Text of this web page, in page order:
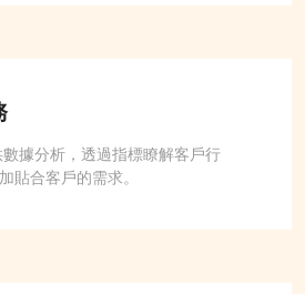
據分析，透過指標瞭解客戶行
貼合客戶的需求。